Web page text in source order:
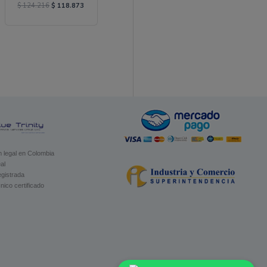
$124.216 $ 118.873
en Colombia
certificado